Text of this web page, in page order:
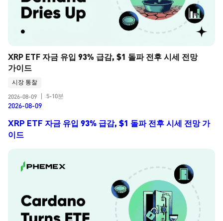
XRP ETF 자금 유입 93% 급감, $1 돌파 전후 시세 전망
가이드
시장 통찰
2026-08-09
5-10분
2026-08-09
XRP ETF 자금 유입 93% 급감, $1 돌파 전후 시세 전망 가
이드